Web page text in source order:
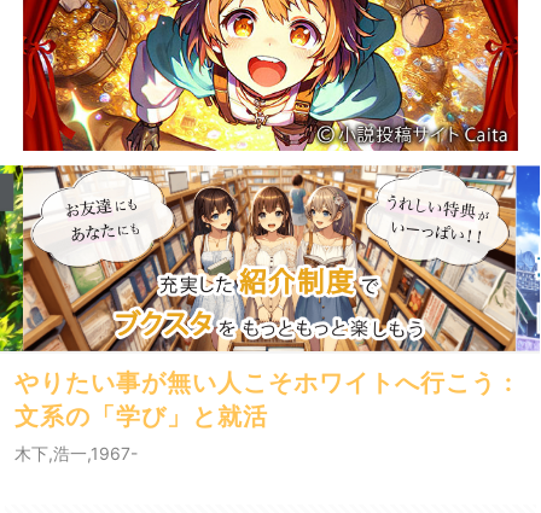
やりたい事が無い人こそホワイトへ行こう :
文系の「学び」と就活
木下,浩一,1967-